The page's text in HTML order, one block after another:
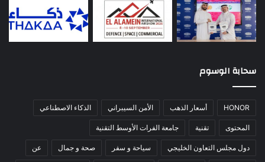
سحابة الوسوم
HONOR أسعار الذهب الأمن السيبراني الذكاء الاصطناعي
المحتوى تقنية جامعة الفرات الأوسط التقنية
دول مجلس التعاون الخليجي سياحة و سفر صحة و جمال عن